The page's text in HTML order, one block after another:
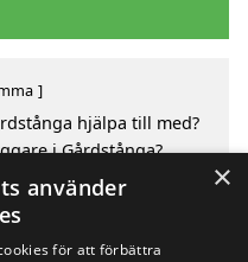
hjälpa till med?
i Gårdstånga?
i Gårdstånga
i de omgivande
×
använder
för att förbättra